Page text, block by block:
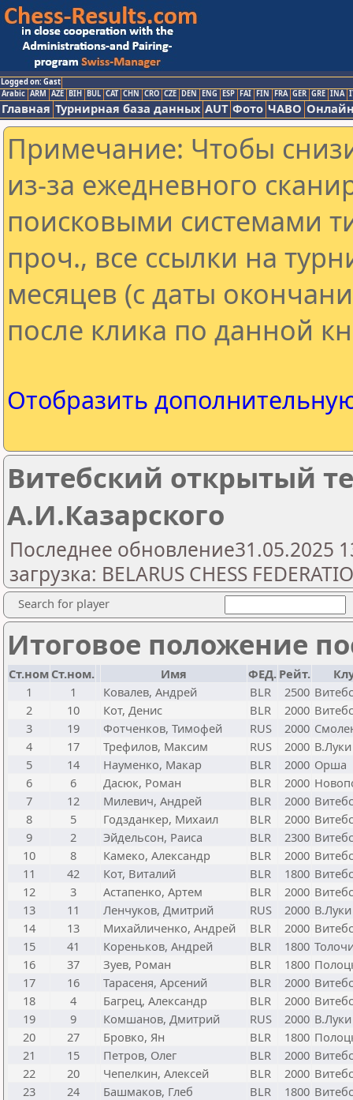
Logged on: Gast
Arabic ARM AZE BIH BUL CAT CHN CRO CZE DEN ENG ESP FAI FIN FRA GER GRE INA
Главная Турнирная база данных AUT Фото ЧАВО
Примечание: Чтобы
из-за ежедневного
поисковыми системами
проч., все ссылки на
месяцев (с даты
после клика по данной
Отобразить
Витебский открытый
А.И.Казарского
Последнее обновление31.05.2025
загрузка: BELARUS CHESS
Search for player
Итоговое положение
Ст.ном Ст.ном. Имя ФЕД. Рейт.
1
1 Ковалев, Андрей BLR 2500
2
10 Кот, Денис BLR 2000
3
19 Фотченков, Тимофей RUS 2000
4
17 Трефилов, Максим RUS 2000 В.Луки
5
14 Науменко, Макар BLR 2000 Орша
6
6 Дасюк, Роман BLR 2000
7
12 Милевич, Андрей BLR 2000
8
5 Годзданкер, Михаил BLR 2000
9
2 Эйдельсон, Раиса BLR 2300
10
8 Камеко, Александр BLR 2000
11
42 Кот, Виталий BLR 1800
12
3 Астапенко, Артем BLR 2000
13
11 Ленчуков, Дмитрий RUS 2000 В.Луки
14
13 Михайличенко, Андрей BLR 2000
15
41 Кореньков, Андрей BLR 1800
16
37 Зуев, Роман BLR 1800
17
16 Тарасеня, Арсений BLR 2000
18
4 Багрец, Александр BLR 2000
19
9 Комшанов, Дмитрий RUS 2000 В.Луки
20
27 Бровко, Ян BLR 1800
21
15 Петров, Олег BLR 2000
22
20 Чепелкин, Алексей BLR 2000
23
24 Башмаков, Глеб BLR 1800